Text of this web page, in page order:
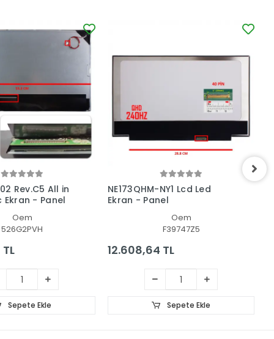
Rev.C5 All in
Ekran - Panel
Oem
526G2PVH
Sepete Ekle
NE173QHM-NY1 Lcd Led
Ekran - Panel
Oem
F39747Z5
12.608,64 TL
Sepete Ekle